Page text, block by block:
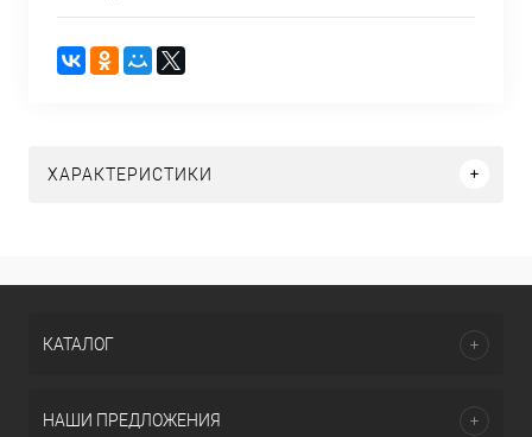
ХАРАКТЕРИСТИКИ
КАТАЛОГ
НАШИ ПРЕДЛОЖЕНИЯ